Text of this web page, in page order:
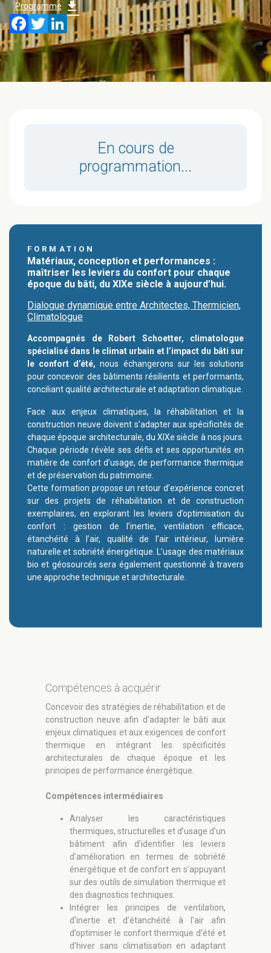
Programme download
FacebookTwitterLinkedIn
En cours de
programmation...
FORMATION
Matériaux, conception et performances :
maîtriser les leviers du confort pour chaque
époque du bâti, du XIXe siècle à aujourd’hui.
Dialogue dynamique entre Architectes, Thermicien,
Climatologue
Accompagnés de Robert Schoetter, climatologue
spécialisé dans le climat urbain et l’impact du bâti sur
le confort d’été, nous échangerons sur les solutions
pour concevoir des bâtiments résilients et performants,
conciliant qualité architecturale et adaptation climatique.
Face aux enjeux climatiques, la réhabilitation et la
construction neuve doivent s’adapter aux spécificités de
chaque époque architecturale, du XIXe siècle à nos jours.
Chaque période révèle ses défis et ses opportunités en
matière de confort d’usage, de performance thermique
et de préservation du patrimoine.
Cette formation propose un retour d’expérience concret
sur des projets de réhabilitation et de construction
exemplaires, en explorant les leviers d’optimisation du
confort : gestion de l’inertie, ventilation efficace,
étanchéité à l’air, qualité de l’air intérieur, lumière
naturelle et sobriété énergétique. L’usage des matériaux
bio et géosourcés sera également questionné à travers
une approche technique et architecturale.
Compétences à acquérir
Concevoir des stratégies de réhabilitation et de
construction neuve afin d’adapter le bâti aux
enjeux climatiques et aux exigences de confort
thermique en intégrant les spécificités
architecturales de chaque époque et les
principes de performance énergétique.
Compétences intermédiaires
Analyser les caractéristiques
thermiques, structurelles et d’usage d’un
bâtiment afin d’identifier les leviers
d’amélioration en termes de sobriété
énergétique et de confort en s’appuyant
sur des outils de simulation thermique et
des diagnostics techniques.
Intégrer les principes de ventilation,
d’inertie et d’étanchéité à l’air afin
d’optimiser le confort thermique d’été et
d’hiver sans climatisation en adaptant